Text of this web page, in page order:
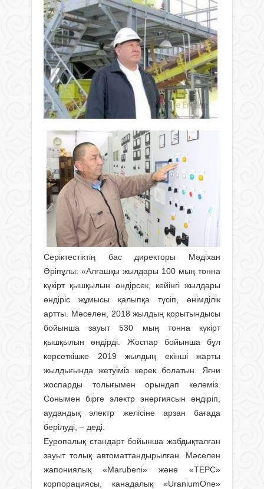
Серіктестіктің бас директоры Мәдіхан
Әріпұлы: «Алғашқы жылдары 100 мың тонна
күкірт қышқылын өндірсек, кейінгі жылдары
өндіріс жұмысы қалыпқа түсіп, өнімділік
артты. Мәселен, 2018 жылдың қорытындысы
бойынша зауыт 530 мың тонна күкірт
қышқылын өндірді. Жоспар бойынша бұл
көрсеткішке 2019 жылдың екінші жарты
жылдығында жетуіміз керек болатын. Яғни
жоспарды толығымен орындап келеміз.
Сонымен бірге электр энергиясын өндіріп,
аудандық электр желісіне арзан бағада
берілуді, – деді.
Еуропалық стандарт бойынша жабдықталған
зауыт толық автоматтандырылған. Мәселен
жапониялық «Marubeni» және «ТЕРС»
корпорациясы, канадалық «UraniumOne»